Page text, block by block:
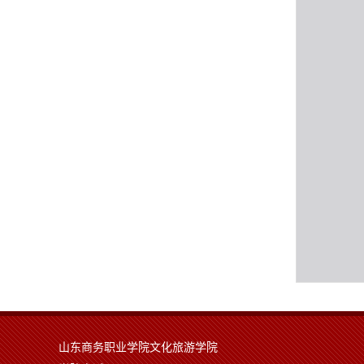
山东商务职业学院文化旅游学院